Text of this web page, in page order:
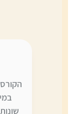
הקורס
שונות,